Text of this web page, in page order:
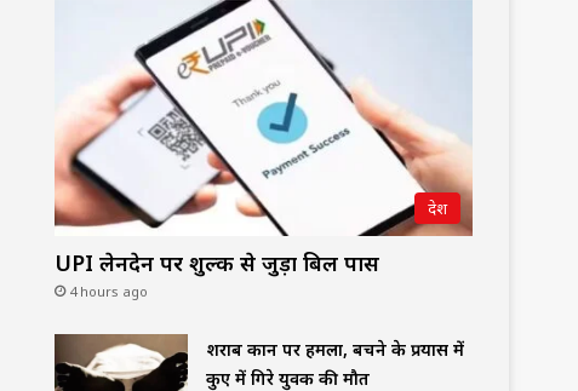
देश
UPI लेनदेन पर शुल्क से जुड़ा बिल पास
4 hours ago
शराब दुकान पर हमला, बचने के प्रयास में
कुए में गिरे युवक की मौत